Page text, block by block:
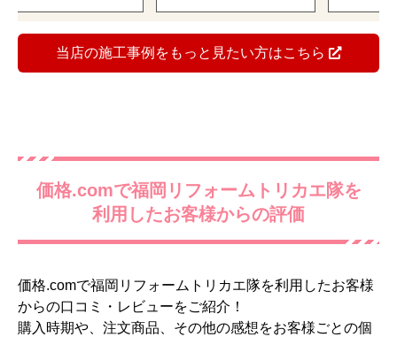
当店の施工事例をもっと見たい方はこちら
価格.comで福岡リフォームトリカエ隊を
利用したお客様からの評価
価格.comで福岡リフォームトリカエ隊を利用したお客様
からの口コミ・レビューをご紹介！
購入時期や、注文商品、その他の感想をお客様ごとの個